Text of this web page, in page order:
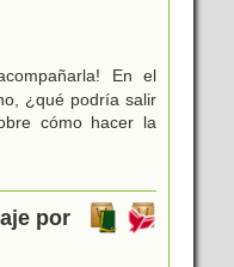
En el
¿qué podría salir
cómo hacer la
por